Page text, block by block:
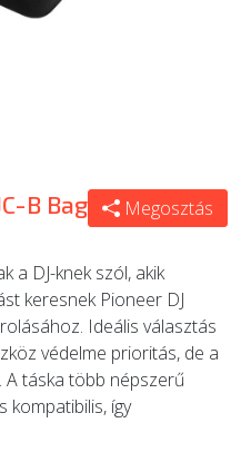
B Bag Megosztás
a DJ-knek szól, akik
keresnek Pioneer DJ
Ideális választás
védelme prioritás, de a
A táska több népszerű
kompatibilis, így